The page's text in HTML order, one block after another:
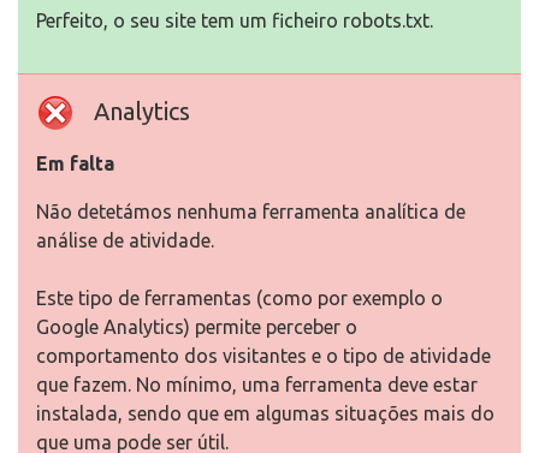
Perfeito, o seu site tem um ficheiro robots.txt.
Analytics
Em falta
Não detetámos nenhuma ferramenta analítica de
análise de atividade.
Este tipo de ferramentas (como por exemplo o
Google Analytics) permite perceber o
comportamento dos visitantes e o tipo de atividade
que fazem. No mínimo, uma ferramenta deve estar
instalada, sendo que em algumas situações mais do
que uma pode ser útil.